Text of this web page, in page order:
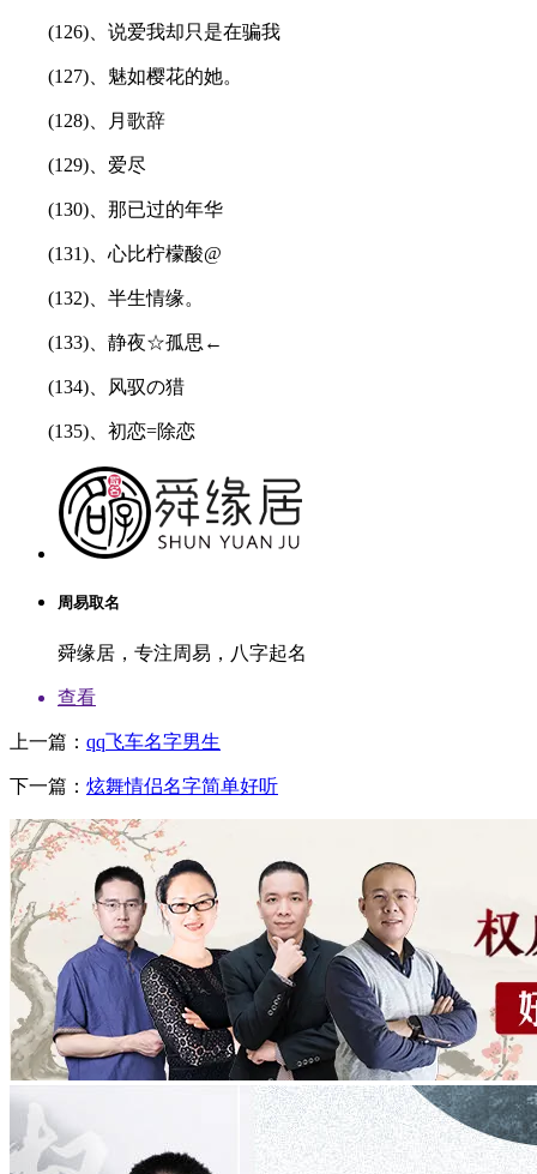
(126)、说爱我却只是在骗我
(127)、魅如樱花的她。
(128)、月歌辞
(129)、爱尽
(130)、那已过的年华
(131)、心比柠檬酸@
(132)、半生情缘。
(133)、静夜☆孤思←
(134)、风驭の猎
(135)、初恋=除恋
周易取名
舜缘居，专注周易，八字起名
查看
上一篇： qq飞车名字男生
下一篇： 炫舞情侣名字简单好听